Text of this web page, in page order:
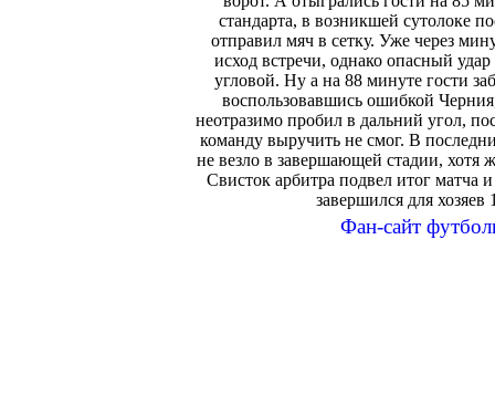
стандарта, в возникшей сутолоке
отправил мяч в сетку. Уже через
исход встречи, однако опасный
угловой. Ну а на 88 минуте гости
воспользовавшись ошибкой
неотразимо пробил в дальний угол,
команду выручить не смог. В
не везло в завершающей стадии, хотя
Свисток арбитра подвел итог матча
завершился для
Фан-сайт